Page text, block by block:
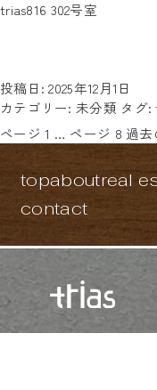
タグ:trias816
trias816 302号室
2025年11月完成の新築デ
投稿日:2025年12月1日
カテゴリー: 未分類 タグ:
投
稿
送
ページ 1 … ページ 8 過去
topaboutreal
contact